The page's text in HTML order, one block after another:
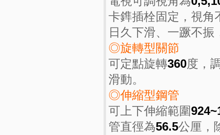
卡鎨插栓固定，視角
日久下滑、一蹶不
◎旋轉型關節
可定點旋轉360度，
滑動。
◎伸縮型鋼管
可上下伸縮範圍
管直徑為56.5公厘，